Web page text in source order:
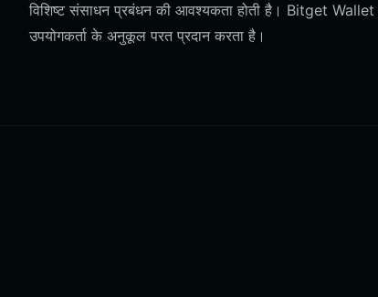
विशिष्ट संसाधन प्रबंधन की आवश्यकता होती है। Bitget
उपयोगकर्ता के अनुकूल परत प्रदान करता है।